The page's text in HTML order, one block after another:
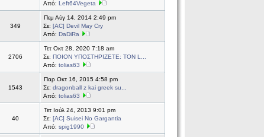
Από: Left64Vegeta
349
Πεμ Αύγ 14, 2014 2:49 pm
Σε: [AC] Devil May Cry
Από: DaDiRa
2706
Τετ Οκτ 28, 2020 7:18 am
Σε: ΠΟΙΟΝ ΥΠΟΣΤΗΡΙΖΕΤΕ: ΤΟΝ L...
Από: tolias63
1543
Παρ Οκτ 16, 2015 4:58 pm
Σε: dragonball z kai greek su...
Από: tolias63
40
Τετ Ιούλ 24, 2013 9:01 pm
Σε: [AC] Suisei No Gargantia
Από: spig1990